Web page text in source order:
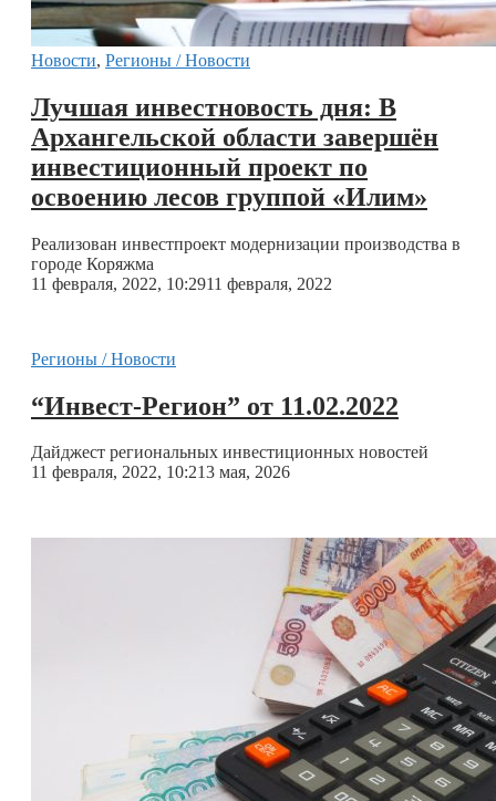
Новости, Регионы / Новости
Лучшая инвестновость дня: В
Архангельской области завершён
инвестиционный проект по
освоению лесов группой «Илим»
Реализован инвестпроект модернизации производства в
городе Коряжма
11 февраля, 2022, 10:2911 февраля, 2022
Регионы / Новости
“Инвест-Регион” от 11.02.2022
Дайджест региональных инвестиционных новостей
11 февраля, 2022, 10:213 мая, 2026